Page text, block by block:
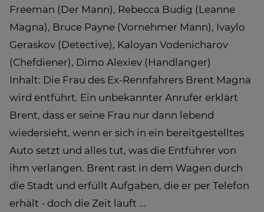
Freeman (Der Mann), Rebecca Budig (Leanne
Magna), Bruce Payne (Vornehmer Mann), Ivaylo
Geraskov (Detective), Kaloyan Vodenicharov
(Chefdiener), Dimo Alexiev (Handlanger)
Inhalt: Die Frau des Ex-Rennfahrers Brent Magna
wird entführt. Ein unbekannter Anrufer erklärt
Brent, dass er seine Frau nur dann lebend
wiedersieht, wenn er sich in ein bereitgestelltes
Auto setzt und alles tut, was die Entführer von
ihm verlangen. Brent rast in dem Wagen durch
die Stadt und erfüllt Aufgaben, die er per Telefon
erhält - doch die Zeit läuft ...